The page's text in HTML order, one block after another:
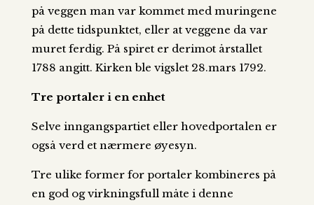
på veggen man var kommet med muringene
på dette tidspunktet, eller at veggene da var
muret ferdig. På spiret er derimot årstallet
1788 angitt. Kirken ble vigslet 28.mars 1792.
Tre portaler i en enhet
Selve inngangspartiet eller hovedportalen er
også verd et nærmere øyesyn.
Tre ulike former for portaler kombineres på
en god og virkningsfull måte i denne